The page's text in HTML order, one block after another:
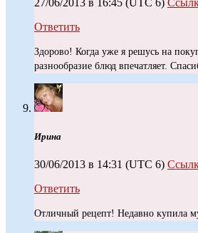
27/06/2013 в 16:45 (UTC 6)
Ответить
Здорово! Когда уже я решусь на
разнообразие блюд впечатляет.
Ирина
30/06/2013 в 14:31 (UTC 6)
Ответить
Отличный рецепт! Недавно купила